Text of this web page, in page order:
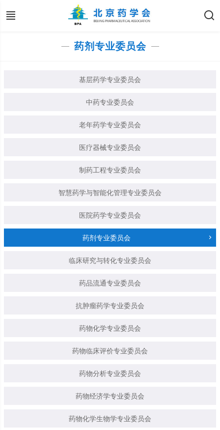
药剂专业委员会
基层药学专业委员会
中药专业委员会
老年药学专业委员会
医疗器械专业委员会
制药工程专业委员会
智慧药学与智能化管理专业委员会
医院药学专业委员会
药剂专业委员会
临床研究与转化专业委员会
药品流通专业委员会
抗肿瘤药学专业委员会
药物化学专业委员会
药物临床评价专业委员会
药物分析专业委员会
药物经济学专业委员会
药物化学生物学专业委员会